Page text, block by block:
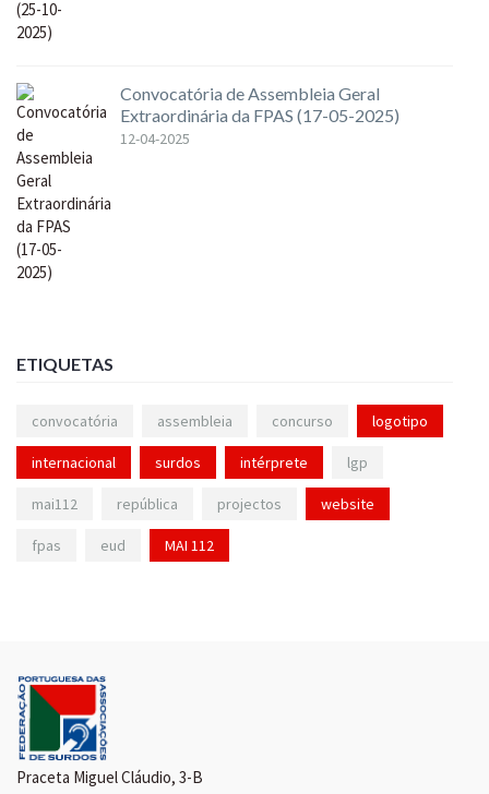
Convocatória de Assembleia Geral
Extraordinária da FPAS (17-05-2025)
12-04-2025
ETIQUETAS
convocatória assembleia concurso logotipo
internacional surdos intérprete lgp
mai112 república projectos website
fpas eud MAI 112
Praceta Miguel Cláudio, 3-B